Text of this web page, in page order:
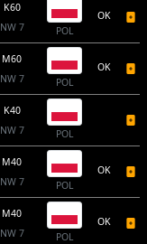
K60
NW 7
POL
OK
M60
NW 7
POL
OK
K40
NW 7
POL
M40
NW 7
POL
OK
M40
NW 7
POL
OK